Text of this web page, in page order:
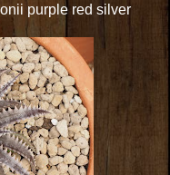
purple red silver